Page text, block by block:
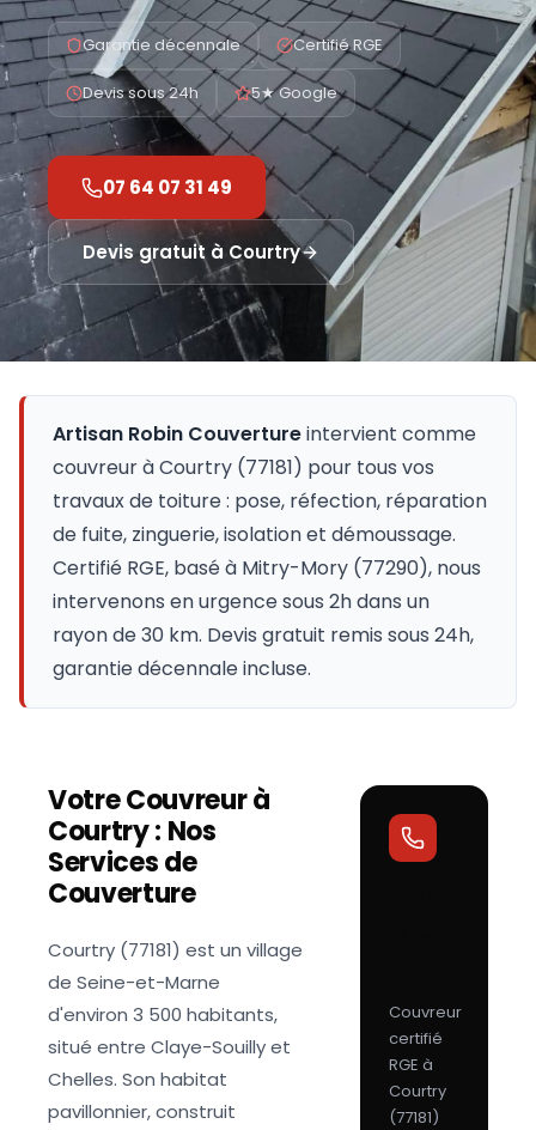
Garantie décennale Certifié RGE
Devis sous 24h 5★ Google
07 64 07 31 49
Devis gratuit à Courtry
Artisan Robin Couvertureintervient comme
couvreur àCourtry (77181) pour tous vos
travaux de toiture : pose, réfection, réparation
de fuite, zinguerie, isolation et démoussage.
Certifié RGE, basé à Mitry-Mory (77290), nous
intervenons en urgence sous 2h dans un
rayon de 30 km. Devis gratuit remis sous 24h,
garantie décennale incluse.
Votre Couvreur à
Courtry: Nos
Services de
Couverture
Courtry (77181) est un village
de Seine-et-Marne
d'environ 3 500 habitants,
situé entre Claye-Souilly et
Chelles. Son habitat
pavillonnier, construit
Couvreur
certifié
RGE à
Courtry
(77181)